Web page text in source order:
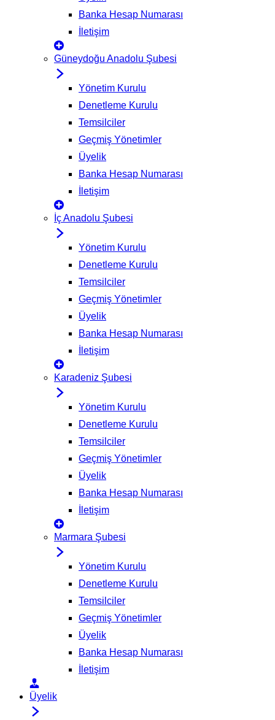
Banka Hesap Numarası
İletişim
Güneydoğu Anadolu Şubesi
Yönetim Kurulu
Denetleme Kurulu
Temsilciler
Geçmiş Yönetimler
Üyelik
Banka Hesap Numarası
İletişim
İç Anadolu Şubesi
Yönetim Kurulu
Denetleme Kurulu
Temsilciler
Geçmiş Yönetimler
Üyelik
Banka Hesap Numarası
İletişim
Karadeniz Şubesi
Yönetim Kurulu
Denetleme Kurulu
Temsilciler
Geçmiş Yönetimler
Üyelik
Banka Hesap Numarası
İletişim
Marmara Şubesi
Yönetim Kurulu
Denetleme Kurulu
Temsilciler
Geçmiş Yönetimler
Üyelik
Banka Hesap Numarası
İletişim
Üyelik